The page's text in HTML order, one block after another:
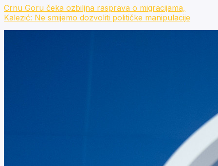
Crnu Goru čeka ozbiljna rasprava o migracijama,
Kalezić: Ne smijemo dozvoliti političke manipulacije